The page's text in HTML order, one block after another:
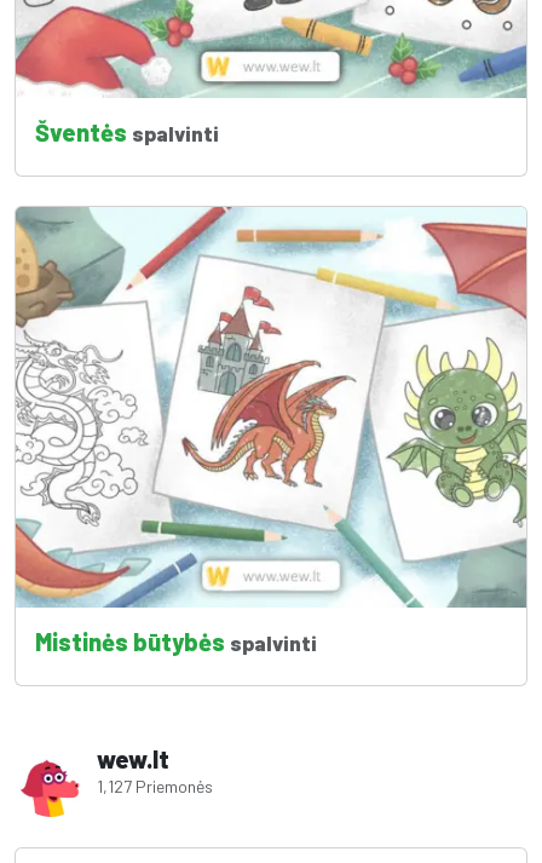
Šventės spalvinti
Mistinės būtybės spalvinti
wew.lt
1,127 Priemonės